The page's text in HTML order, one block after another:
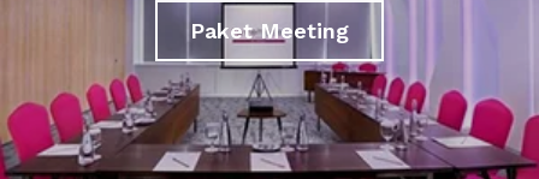
Paket Meeting